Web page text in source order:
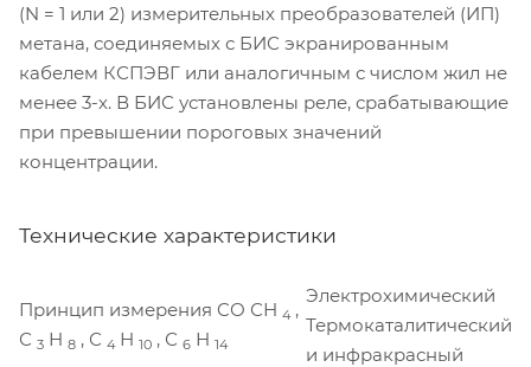
(N = 1 или 2) измерительных преобразователей (ИП)
метана, соединяемых с БИС экранированным
кабелем КСПЭВГ или аналогичным с числом жил не
менее 3-х. В БИС установлены реле, срабатывающие
при превышении пороговых значений
концентрации.
Технические характеристики
Принцип измерения CО СН 4 ,
С 3 Н 8 , С 4 Н 10 , С 6 Н 14
Электрохимический
Термокаталитический
и инфракрасный